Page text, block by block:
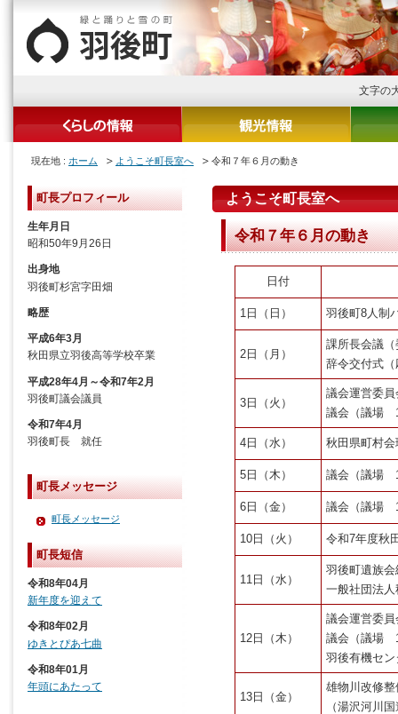
文字の
現在地 : ホーム ようこそ町長室へ 令和７年６月の動き
ようこそ町長室へ
令和７年６月の動き
日付
1日（日） 羽後町8人制
2日（月）
課所長会議
辞令交付式
3日（火）
議会運営委
議会（議場
4日（水） 秋田県町村
5日（木） 議会（議場
6日（金） 議会（議場
10日（火） 令和7年度秋
11日（水）
羽後町遺族
一般社団法
12日（木）
議会運営委
議会（議場
羽後有機セ
13日（金）
雄物川改修
（湯沢河川
町長プロフィール
生年月日
昭和50年9月26日
出身地
羽後町杉宮字田畑
略歴
平成6年3月
秋田県立羽後高等学校卒業
平成28年4月～令和7年2月
羽後町議会議員
令和7年4月
羽後町長 就任
町長メッセージ
町長メッセージ
町長短信
令和8年04月
新年度を迎えて
令和8年02月
ゆきとぴあ七曲
令和8年01月
年頭にあたって